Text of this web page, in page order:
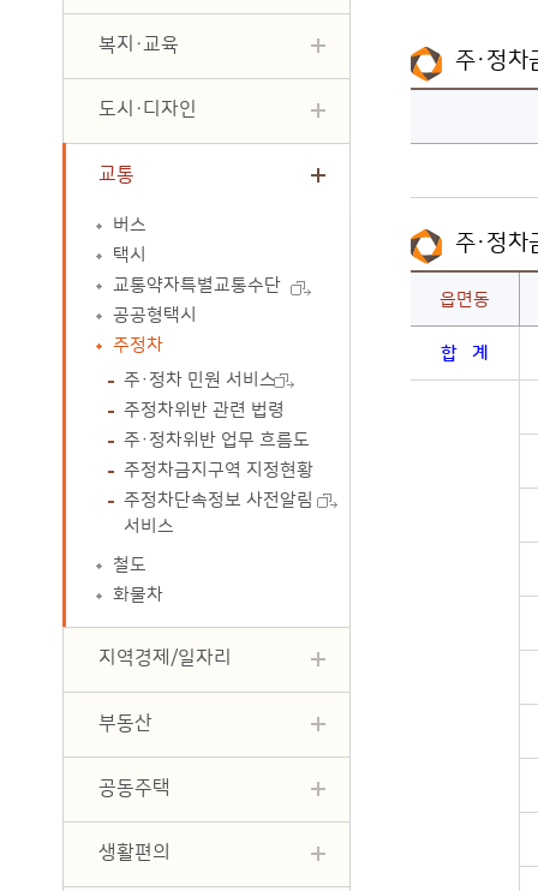
복지·교육
도시·디자인
교통
버스
택시
교통약자특별교통수단
공공형택시
주정차
주·정차 민원 서비스
주정차위반 관련 법령
주·정차위반 업무 흐름도
주정차금지구역 지정현황
주정차단속정보 사전알림
서비스
철도
화물차
지역경제/일자리
부동산
공동주택
생활편의
주·정차
주·정차금지구역 지정현황 - 구분, 구간수, 지정거리(m)
주·정차
주·정차금지구역 읍면동별 현황 - 읍면별, 주정차금지구역, 거리(m), 고시일
읍면동
합 계